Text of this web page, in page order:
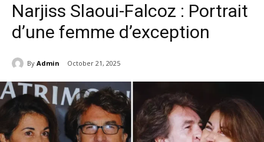
Narjiss Slaoui-Falcoz : Portrait
d’une femme d’exception
By Admin October 21, 2025